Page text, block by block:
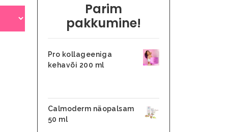
Parim
pakkumine!
Pro kollageeniga
kehavõi 200 ml
Calmoderm näopalsam
50 ml